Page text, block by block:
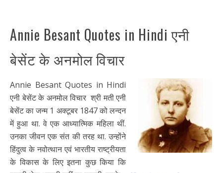
Annie Besant Quotes in Hindi एनी
बेसेंट के अनमोल विचार
Annie Besant Quotes in Hindi
एनी बेसेंट के अनमोल विचार श्री मती एनी
बेसेंट का जन्म 1 अक्टूबर 1847 को लन्दन
में हुआ था. वे एक आध्यात्मिक महिला थीं.
उनका जीवन एक संत की तरह था. उन्होंने
हिंदुत्व के नवोत्थान एवं भारतीय राष्ट्रीयता
के विकास के लिए इतना कुछ किया कि